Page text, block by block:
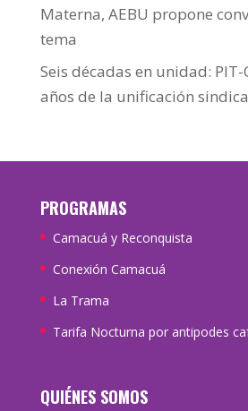
Materna, AEBU propone
tema
Seis décadas en unidad:
años de la unificación
PROGRAMAS
Camacuá y Reconquista
Conexión Camacuá
La Trama
Tarifa Nocturna por antipodes
QUIÉNES SOMOS